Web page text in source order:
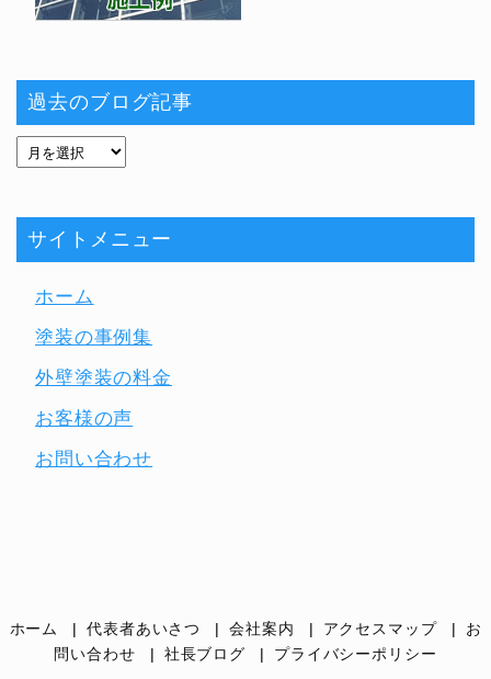
過去のブログ記事
サイトメニュー
ホーム
塗装の事例集
外壁塗装の料金
お客様の声
お問い合わせ
ホーム 代表者あいさつ 会社案内 アクセスマップ
お
問い合わせ
社長ブログ プライバシーポリシー